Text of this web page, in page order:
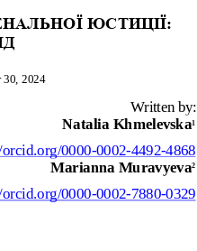
ЮСТИЦІЇ:
30, 2024
Written by:
Natalia Khmelevska1
0000-0002-4492-4868
Marianna Muravyeva2
0000-0002-7880-0329